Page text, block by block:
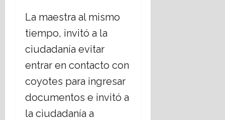
La maestra al mismo
tiempo, invitó a la
ciudadanía evitar
entrar en contacto con
coyotes para ingresar
documentos e invitó a
la ciudadanía a